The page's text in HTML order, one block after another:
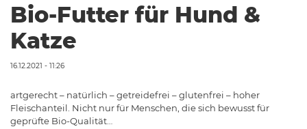
Bio-Futter für Hund &
Katze
16.12.2021 - 11:26
artgerecht – natürlich – getreidefrei – glutenfrei – hoher
Fleischanteil. Nicht nur für Menschen, die sich bewusst für
geprüfte Bio-Qualität…